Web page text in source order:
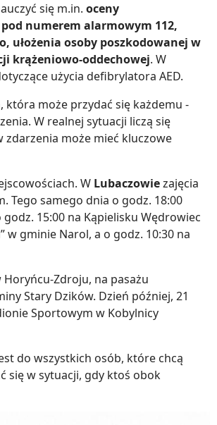
się m.in. oceny
numerem alarmowym 112,
ułożenia osoby poszkodowanej w
krążeniowo-oddechowej. W
użycia defibrylatora AED.
może przydać się każdemu -
W realnej sytuacji liczą się
zdarzenia może mieć kluczowe
W Lubaczowiezajęcia
Tego samego dnia o godz. 18:00
15:00 na Kąpielisku Wędrowiec
w gminie Narol, a o godz. 10:30 na
Horyńcu-Zdroju, na pasażu
Stary Dzików. Dzień później, 21
Sportowym w Kobylnicy
do wszystkich osób, które chcą
się w sytuacji, gdy ktoś obok